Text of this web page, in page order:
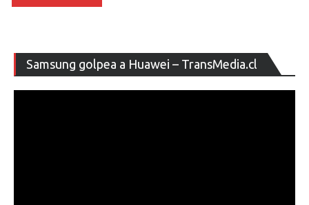
Valparaíso
a
California
Samsung golpea a Huawei – TransMedia.cl
de